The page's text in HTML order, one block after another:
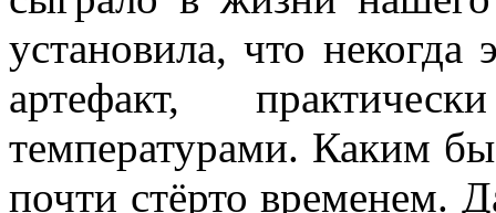
установила, что
артефакт,
температурами. Каким
почти стёрто временем.